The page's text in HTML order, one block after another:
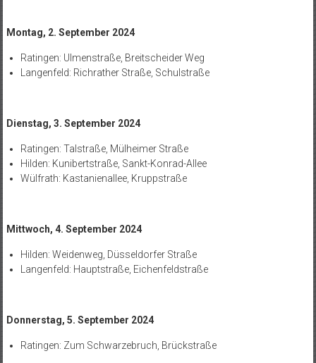
Montag, 2. September 2024
Ratingen: Ulmenstraße, Breitscheider Weg
Langenfeld: Richrather Straße, Schulstraße
Dienstag, 3. September 2024
Ratingen: Talstraße, Mülheimer Straße
Hilden: Kunibertstraße, Sankt-Konrad-Allee
Wülfrath: Kastanienallee, Kruppstraße
Mittwoch, 4. September 2024
Hilden: Weidenweg, Düsseldorfer Straße
Langenfeld: Hauptstraße, Eichenfeldstraße
Donnerstag, 5. September 2024
Ratingen: Zum Schwarzebruch, Brückstraße